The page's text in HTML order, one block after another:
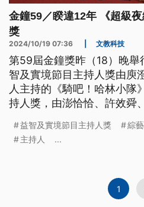
金鐘59／睽違12年 《超級
獎
2024/10/19 07:36 文教科技
第59屆金鐘獎昨（18）晚舉
智及實境節目主持人獎由庾
人主持的《騎吧！哈林小隊
持人獎，由澎恰恰、許效舜
益智及實境節目主持人獎 綜
主持人
...
1